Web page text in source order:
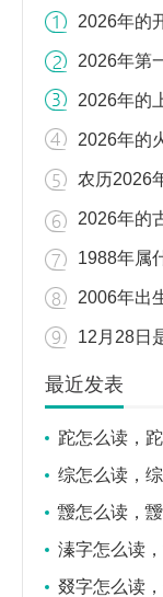
2026年的
2026年第
2026年的
2026年的
农历2026
2026年的
1988年属
2006年出
12月28日
最近发表
跎怎么读，
综怎么读，
靉怎么读，
溱字怎么读
叕字怎么读